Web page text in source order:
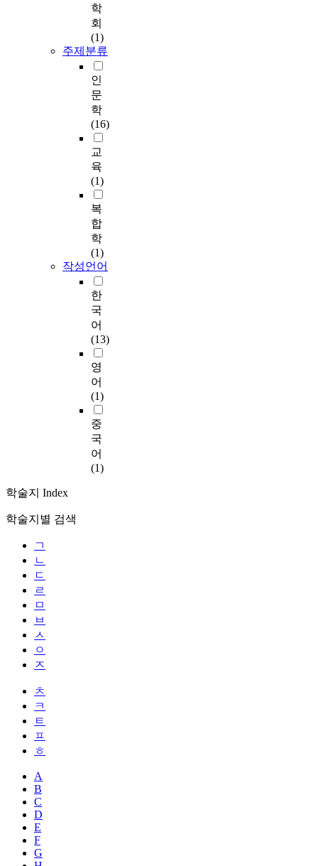
학
회
(1)
주제분류
인
문
학
(16)
교
육
(1)
복
합
학
(1)
작성언어
한
국
어
(13)
영
어
(1)
중
국
어
(1)
학술지 Index
학술지별 검색
ㄱ
ㄴ
ㄷ
ㄹ
ㅁ
ㅂ
ㅅ
ㅇ
ㅈ
ㅊ
ㅋ
ㅌ
ㅍ
ㅎ
A
B
C
D
E
F
G